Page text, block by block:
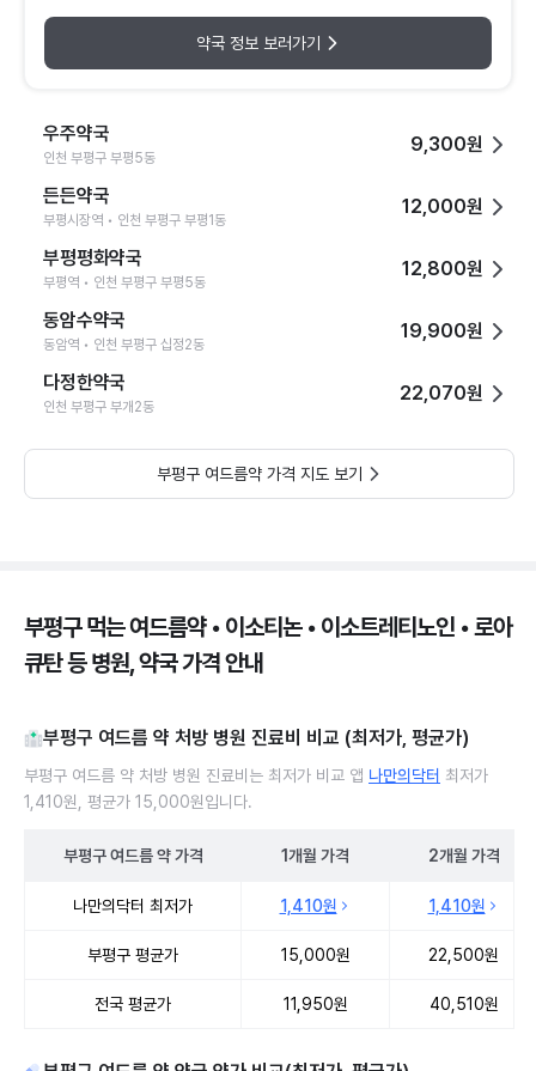
약국 정보 보러가기
우주약국
인천 부평구 부평5동
9,300원
든든약국
부평시장역 • 인천 부평구 부평1동
12,000원
부평평화약국
부평역 • 인천 부평구 부평5동
12,800원
동암수약국
동암역 • 인천 부평구 십정2동
19,900원
다정한약국
인천 부평구 부개2동
22,070원
부평구 여드름약 가격 지도 보기
부평구 먹는 여드름약 • 이소티논 • 이소트레티노인 • 로아
큐탄 등 병원, 약국 가격 안내
부평구 여드름 약 처방 병원 진료비 비교 (최저가, 평균가)
부평구 여드름 약 처방 병원 진료비는 최저가 비교 앱 나만의닥터 최저가
1,410원, 평균가 15,000원입니다.
부평구 여드름 약가격 1개월 가격 2개월 가격
나만의닥터 최저가 1,410원 1,410원
부평구 평균가 15,000원 22,500원
전국 평균가 11,950원 40,510원